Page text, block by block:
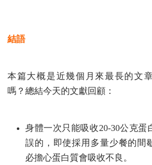
結語
本篇大概是近幾個月來最長的文
嗎？總結今天的文獻回顧：
身體一次只能吸收20-30公克蛋
誤的，即使採用多量少餐的間
必擔心蛋白質會吸收不良。